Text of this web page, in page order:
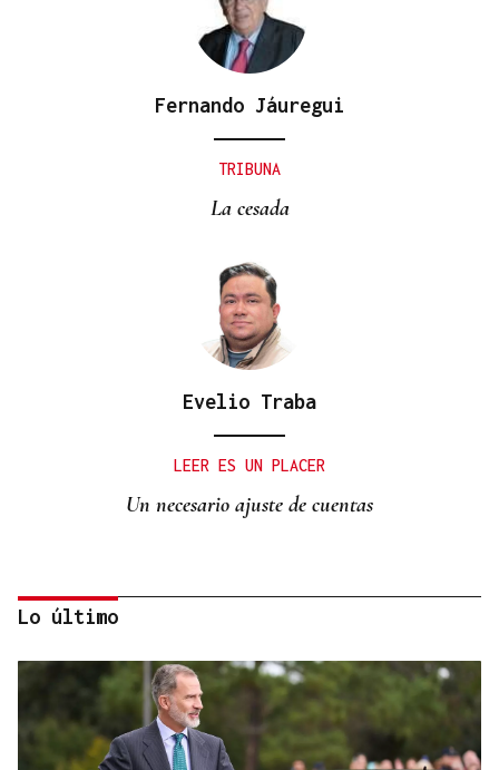
Fernando Jáuregui
TRIBUNA
La cesada
Evelio Traba
LEER ES UN PLACER
Un necesario ajuste de cuentas
Manuel Baltar
Lo último